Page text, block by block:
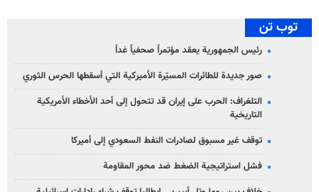
توب تن
رئيس الجمهورية يعقد مؤتمراً صحفياً غداً
صور جديدة للطائرات المسيّرة الأميركية التي أسقطها الحرس الثوري
التلغراف: الحرب على إيران قد تتحول إلى أحد الأخطاء الأمريكية
التاريخية
توقف غير مسبوق لصادرات النفط السعودي إلى أميركا
فشل استراتيجية الضغط ضد محور المقاومة